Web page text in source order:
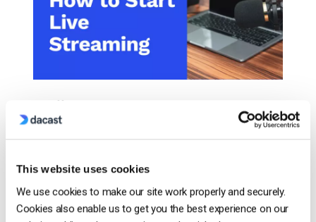
This website uses cookies
We use cookies to make our site work properly and securely.
Cookies also enable us to get you the best experience on our
La diffusion en direct peut sembler complexe et
difficile pour quiconque n’a jamais essayé. Après
tout, il y a tellement de paramètres et de pièces
casse-tête si vous n’êtes pas familier avec la
technologie. Si vous vous demandez comment
diffuser de la vidéo en direct, cet […]